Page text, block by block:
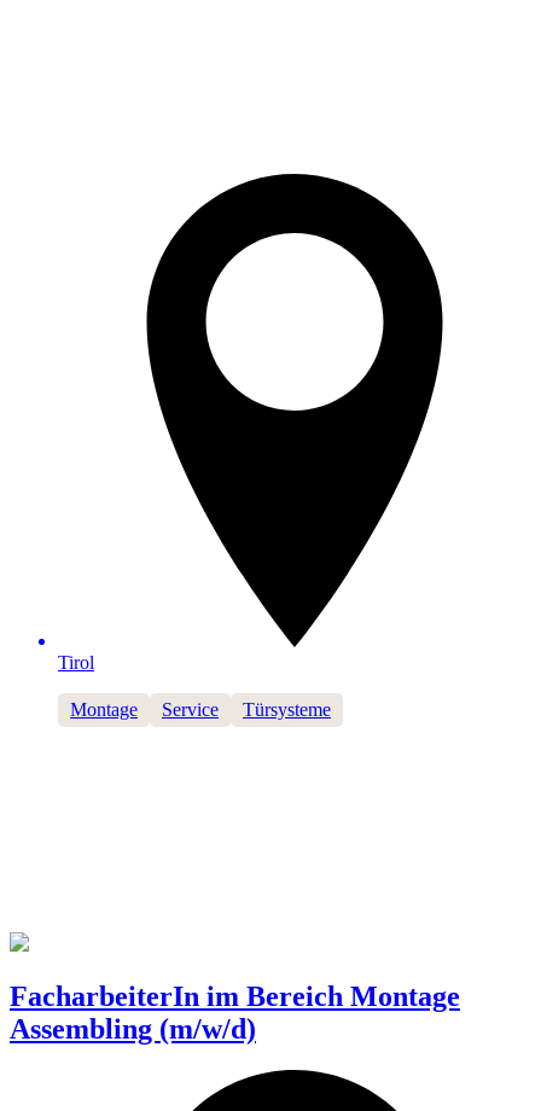
Tirol
Montage Service Türsysteme
FacharbeiterIn im Bereich Montage
Assembling (m/w/d)